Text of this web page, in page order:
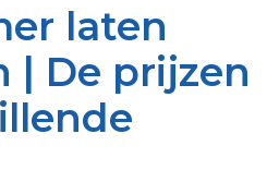
laten
| De prijzen